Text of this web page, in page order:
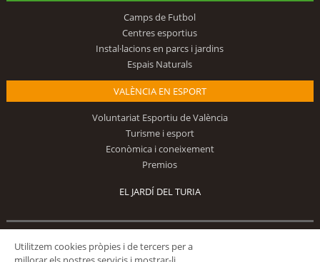
Camps de Futbol
Centres esportius
Instal·lacions en parcs i jardins
Espais Naturals
VALÈNCIA EN ESPORT
Voluntariat Esportiu de València
Turisme i esport
Econòmica i coneixement
Premios
EL JARDÍ DEL TURIA
Utilitzem cookies pròpies i de tercers per a